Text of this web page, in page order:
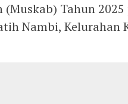
Tahun
Nambi, Kelurahan